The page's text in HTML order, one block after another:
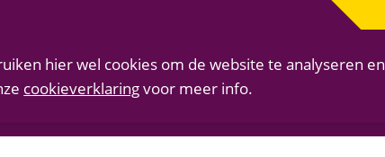
hier wel cookies om de website te analyseren en
cookieverklaringvoor meer info.